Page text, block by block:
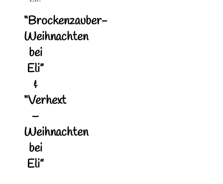
“Brockenzauber-
Weihnachten
bei
Eli”
&
“Verhext
–
Weihnachten
bei
Eli”